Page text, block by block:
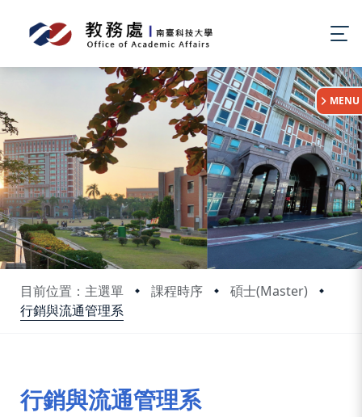
目前位置：主選單 課程時序
碩士(Master)
行銷與流通管理系
:::
MENU
行銷與流通管理系